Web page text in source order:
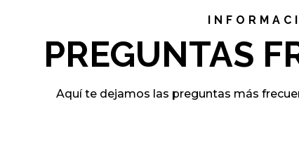
PREGUNTAS
Aquí te dejamos las preguntas más